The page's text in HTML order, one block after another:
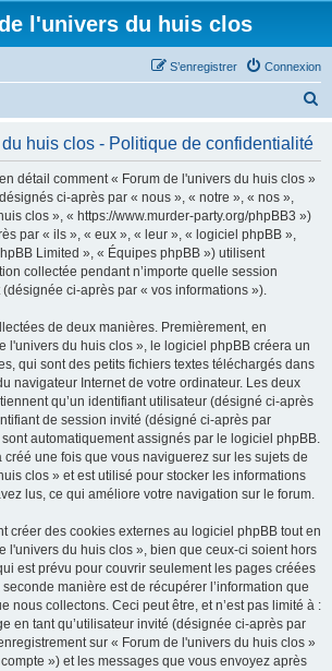
l'univers du huis clos
Connexion
S’enregistrer
huis clos - Politique de confidentialité
détail comment « Forum de l'univers du huis clos »
ci-après par « nous », « notre », « nos »,
clos », « https://www.murder-party.org/phpBB3 »)
par « ils », « eux », « leur », « logiciel phpBB »,
Limited », « Équipes phpBB ») utilisent
collectée pendant n’importe quelle session
(désignée ci-après par « vos informations »).
de deux manières. Premièrement, en
l'univers du huis clos », le logiciel phpBB créera un
qui sont des petits fichiers textes téléchargés dans
navigateur Internet de votre ordinateur. Les deux
qu’un identifiant utilisateur (désigné ci-après
de session invité (désigné ci-après par
automatiquement assignés par le logiciel phpBB.
créé une fois que vous naviguerez sur les sujets de
clos » et est utilisé pour stocker les informations
lus, ce qui améliore votre navigation sur le forum.
créer des cookies externes au logiciel phpBB tout en
l'univers du huis clos », bien que ceux-ci soient hors
est prévu pour couvrir seulement les pages créées
manière est de récupérer l’information que
nous collectons. Ceci peut être, et n’est pas limité à :
en tant qu’utilisateur invité (désignée ci-après par
sur « Forum de l'univers du huis clos »
») et les messages que vous envoyez après